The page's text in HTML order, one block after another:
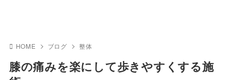
HOME ブログ 整体
膝の痛みを楽にして歩きやすくする施